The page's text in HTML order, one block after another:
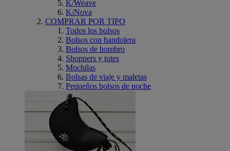
K/Weave
K/Nova
COMPRAR POR TIPO
Todos los bolsos
Bolsos con bandolera
Bolsos de hombro
Shoppers y totes
Mochilas
Bolsas de viaje y maletas
Pequeños bolsos de noche